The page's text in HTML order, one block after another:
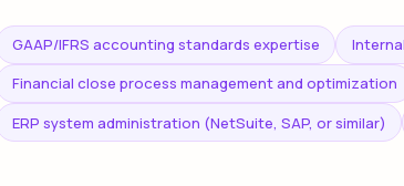
GAAP/IFRS accounting standards expertise
Financial close process management and optimization
ERP system administration (NetSuite, SAP, or similar)